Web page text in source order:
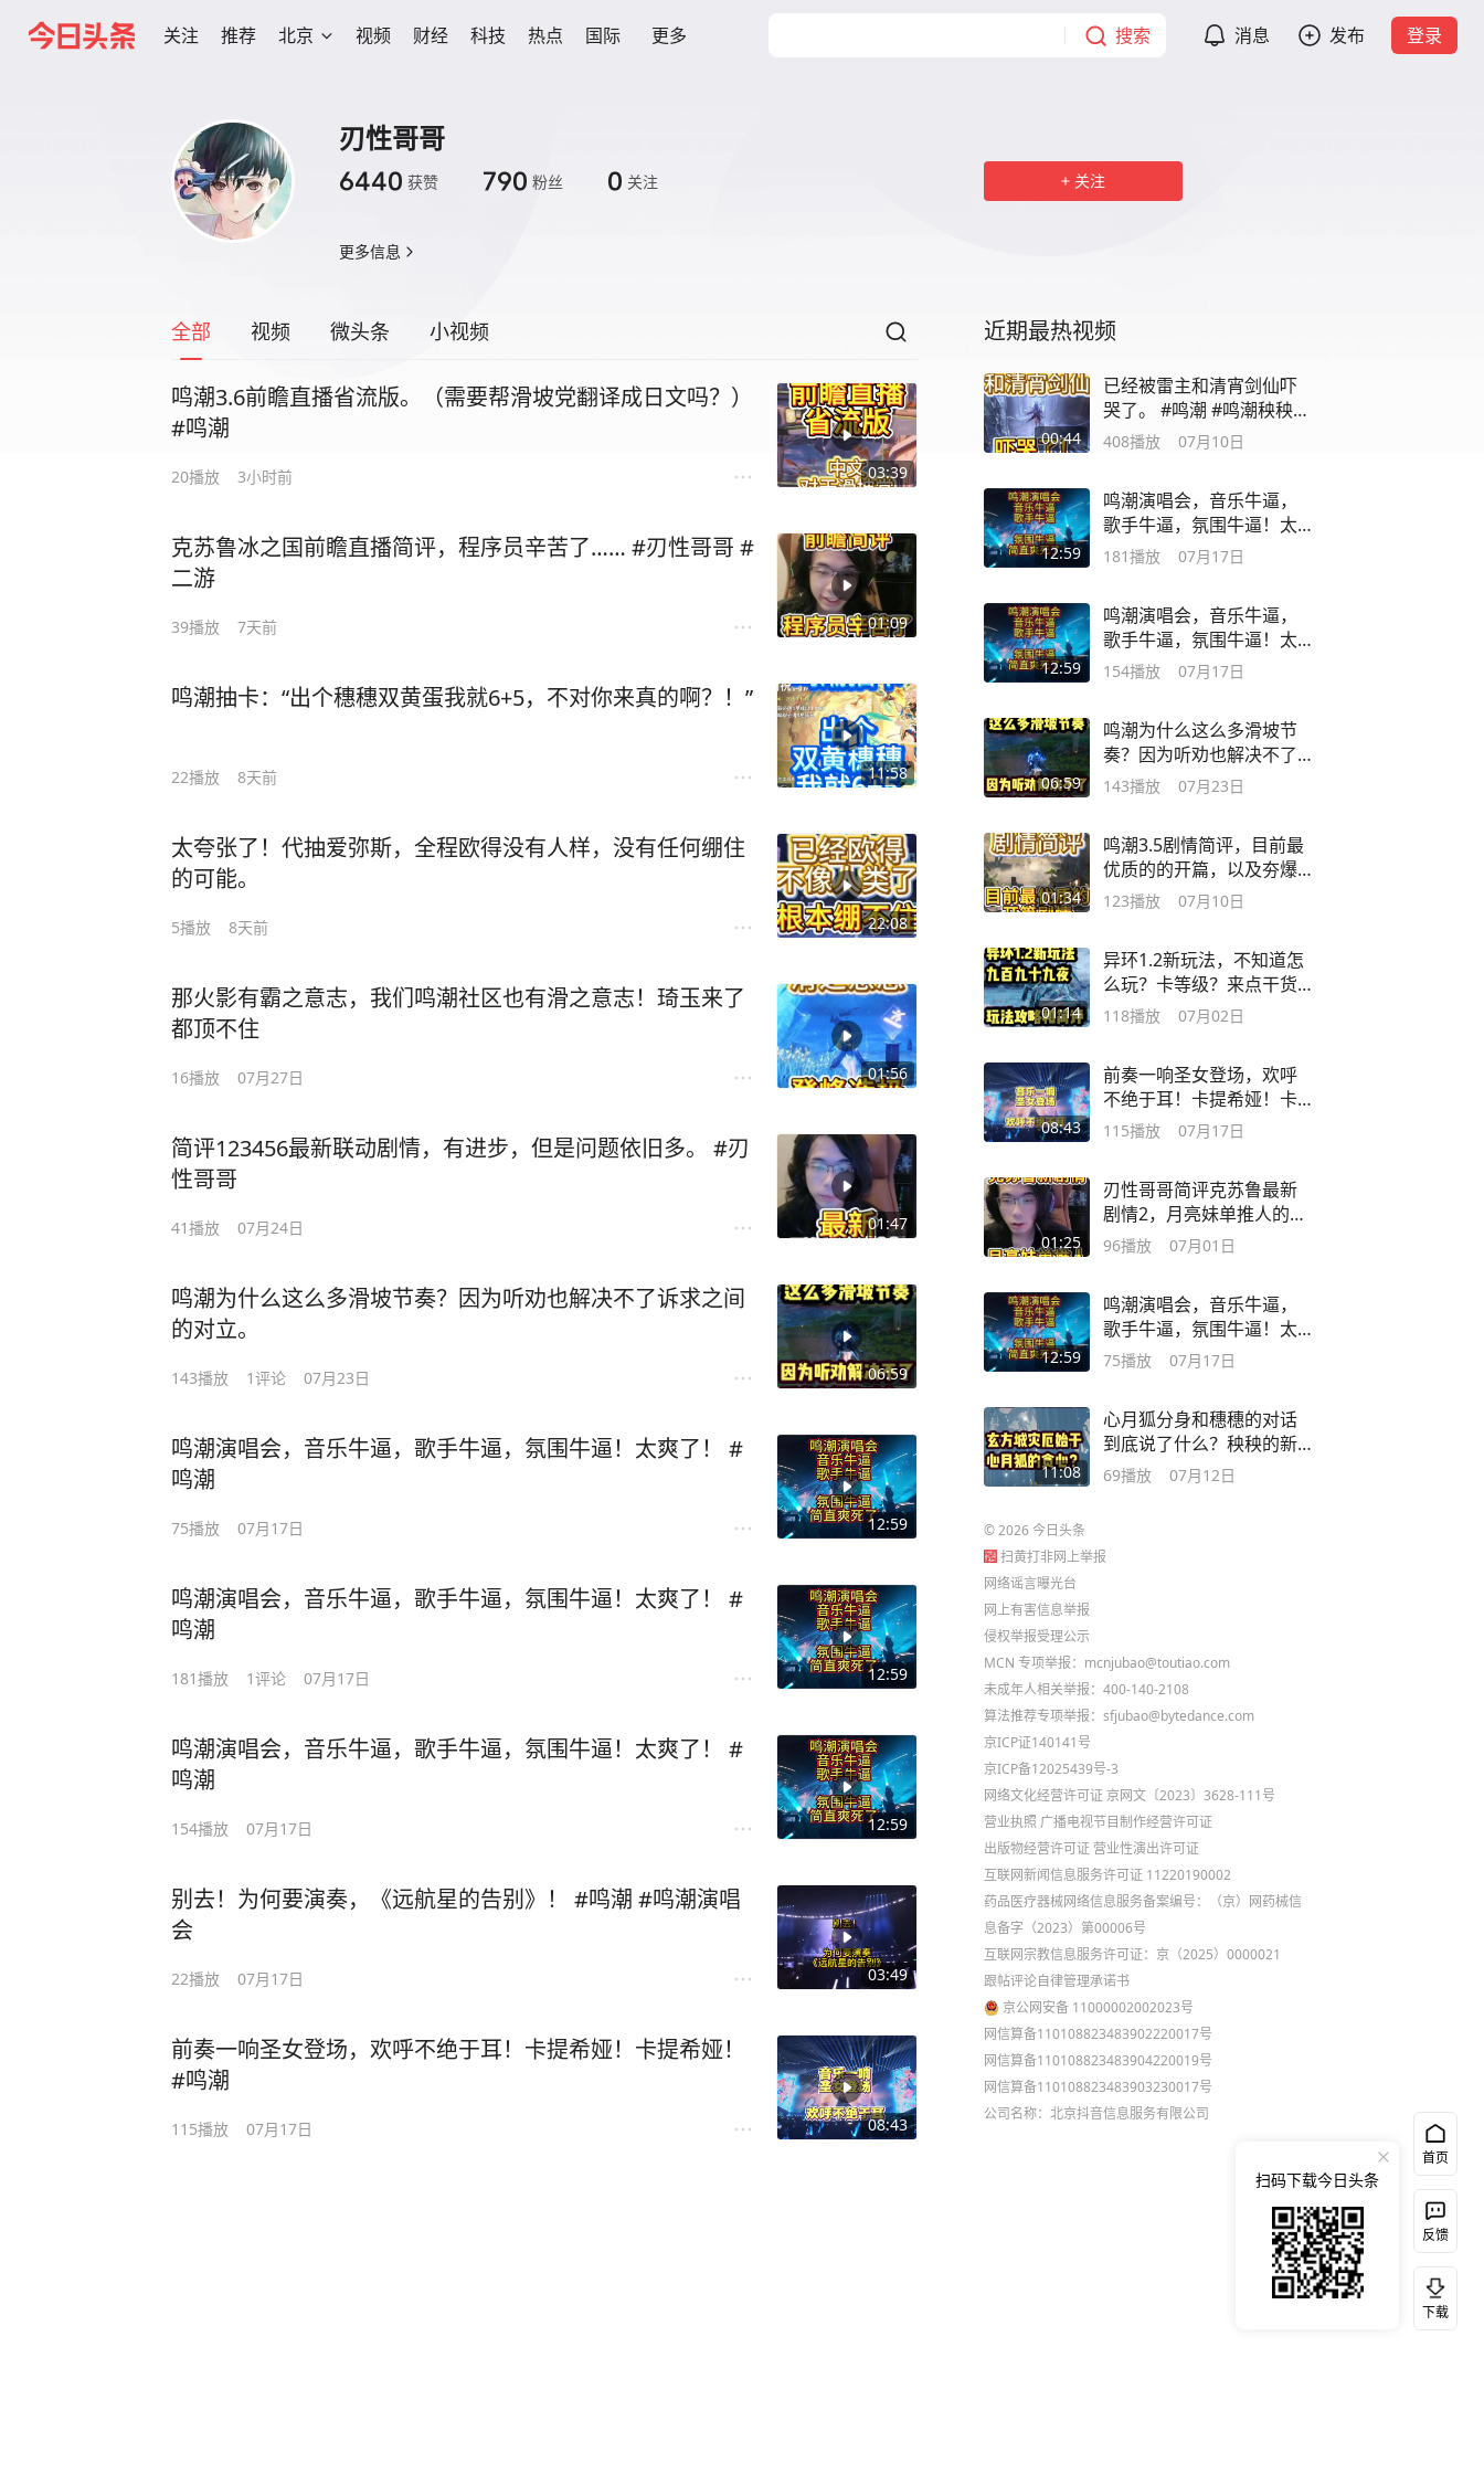
关注 推荐 北京 视频 财经 科技 热点 国际 更多 搜索 消息 发布 登录
刃性哥哥
6440 获赞 790 粉丝 0 关注
更多信息
关注
全部 视频 微头条 小视频
03:39
鸣潮3.6前瞻直播省流版。（需要帮滑坡党翻译成日文吗？）
#鸣潮
20播放 3小时前
01:09
克苏鲁冰之国前瞻直播简评，程序员辛苦了…… #刃性哥哥 #
二游
39播放 7天前
11:58
鸣潮抽卡：“出个穗穗双黄蛋我就6+5，不对你来真的啊？！”
22播放 8天前
22:08
太夸张了！代抽爱弥斯，全程欧得没有人样，没有任何绷住
的可能。
5播放 8天前
01:56
那火影有霸之意志，我们鸣潮社区也有滑之意志！琦玉来了
都顶不住
16播放 07月27日
01:47
简评123456最新联动剧情，有进步，但是问题依旧多。 #刃
性哥哥
41播放 07月24日
06:59
鸣潮为什么这么多滑坡节奏？因为听劝也解决不了诉求之间
的对立。
143播放 1评论 07月23日
12:59
鸣潮演唱会，音乐牛逼，歌手牛逼，氛围牛逼！太爽了！ #
鸣潮
75播放 07月17日
12:59
鸣潮演唱会，音乐牛逼，歌手牛逼，氛围牛逼！太爽了！ #
鸣潮
181播放 1评论 07月17日
12:59
鸣潮演唱会，音乐牛逼，歌手牛逼，氛围牛逼！太爽了！ #
鸣潮
154播放 07月17日
03:49
别去！为何要演奏，《远航星的告别》！ #鸣潮 #鸣潮演唱
会
22播放 07月17日
08:43
前奏一响圣女登场，欢呼不绝于耳！卡提希娅！卡提希娅！
#鸣潮
115播放 07月17日
近期最热视频
00:44
已经被雷主和清宵剑仙吓
哭了。 #鸣潮 #鸣潮秧秧玄
翎#鸣潮清宵
408播放 07月10日
12:59
鸣潮演唱会，音乐牛逼，
歌手牛逼，氛围牛逼！太
爽了！ #鸣潮
181播放 07月17日
12:59
鸣潮演唱会，音乐牛逼，
歌手牛逼，氛围牛逼！太
爽了！ #鸣潮
154播放 07月17日
06:59
鸣潮为什么这么多滑坡节
奏？因为听劝也解决不了
诉求之间的对立。
143播放 07月23日
01:34
鸣潮3.5剧情简评，目前最
优质的的开篇，以及夯爆
了的幕间剧情
123播放 07月10日
01:14
异环1.2新玩法，不知道怎
么玩？卡等级？来点干货
攻略和简评。
118播放 07月02日
08:43
前奏一响圣女登场，欢呼
不绝于耳！卡提希娅！卡
提希娅！ #鸣潮
115播放 07月17日
01:25
刃性哥哥简评克苏鲁最新
剧情2，月亮妹单推人的天
塌了。
96播放 07月01日
12:59
鸣潮演唱会，音乐牛逼，
歌手牛逼，氛围牛逼！太
爽了！ #鸣潮
75播放 07月17日
11:08
心月狐分身和穗穗的对话
到底说了什么？秧秧的新
共鸣力有多猛？
69播放 07月12日
©2026今日头条
扫黄打非网上举报
网络谣言曝光台
网上有害信息举报
侵权举报受理公示
MCN 专项举报：mcnjubao@toutiao.com
未成年人相关举报：400-140-2108
算法推荐专项举报：sfjubao@bytedance.com
京ICP证140141号
京ICP备12025439号-3
网络文化经营许可证 京网文〔2023〕3628-111号
营业执照 广播电视节目制作经营许可证
出版物经营许可证 营业性演出许可证
互联网新闻信息服务许可证 11220190002
药品医疗器械网络信息服务备案编号：（京）网药械信
息备字（2023）第00006号
互联网宗教信息服务许可证：京（2025）0000021
跟帖评论自律管理承诺书
京公网安备 11000002002023号
网信算备110108823483902220017号
网信算备110108823483904220019号
网信算备110108823483903230017号
公司名称：北京抖音信息服务有限公司
首页
反馈
下载
扫码下载今日头条